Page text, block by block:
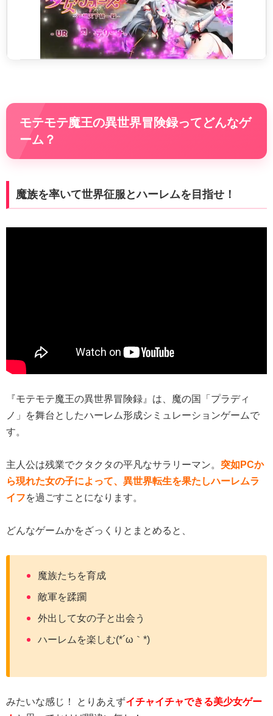
モテモテ魔王の異世界冒険録ってどんなゲ
ーム？
魔族を率いて世界征服とハーレムを目指せ！
『モテモテ魔王の異世界冒険録』は、魔の国「プラディ
ノ」を舞台としたハーレム形成シミュレーションゲームで
す。
主人公は残業でクタクタの平凡なサラリーマン。 突如PCか
ら現れた女の子によって、異世界転生を果たしハーレムラ
イフを過ごすことになります。
どんなゲームかをざっくりとまとめると、
魔族たちを育成
敵軍を蹂躙
外出して女の子と出会う
ハーレムを楽しむ(*´ω｀*)
みたいな感じ！ とりあえずイチャイチャできる美少女ゲー